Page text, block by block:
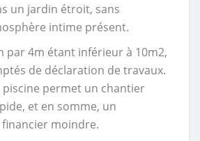
un jardin étroit, sans
intime présent.
par 4m étant inférieur à 10m2,
de déclaration de travaux.
piscine permet un chantier
et en somme, un
moindre.